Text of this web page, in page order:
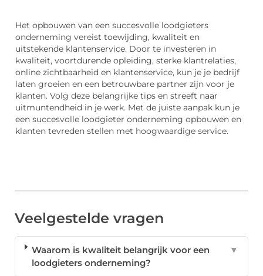
Het opbouwen van een succesvolle loodgieters
onderneming vereist toewijding, kwaliteit en
uitstekende klantenservice. Door te investeren in
kwaliteit, voortdurende opleiding, sterke klantrelaties,
online zichtbaarheid en klantenservice, kun je je bedrijf
laten groeien en een betrouwbare partner zijn voor je
klanten. Volg deze belangrijke tips en streeft naar
uitmuntendheid in je werk. Met de juiste aanpak kun je
een succesvolle loodgieter onderneming opbouwen en
klanten tevreden stellen met hoogwaardige service.
Veelgestelde vragen
Waarom is kwaliteit belangrijk voor een
loodgieters onderneming?
▼